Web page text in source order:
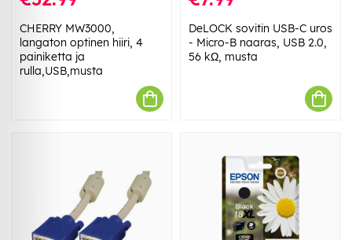
CHERRY MW3000,
langaton optinen hiiri, 4
painiketta ja
rulla,USB,musta
DeLOCK sovitin USB-C uros
- Micro-B naaras, USB 2.0,
56 kΩ, musta